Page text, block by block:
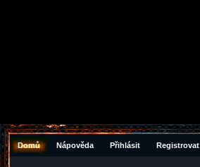
Domů Nápověda Přihlásit Registrovat